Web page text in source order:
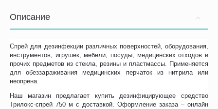
Описание
Спрей для дезинфекции различных поверхностей, оборудования,
инструментов, игрушек, мебели, посуды, медицинских отходов и
прочих предметов из стекла, резины и пластмассы. Применяется
для обеззараживания медицинских перчаток из нитрила или
неопрена.
Наш магазин предлагает купить дезинфицирующее средство
Трилокс-спрей 750 м с доставкой. Оформление заказа – онлайн